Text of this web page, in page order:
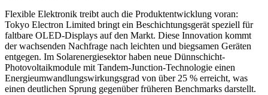
Flexible Elektronik treibt auch die Produktentwicklung voran:
Tokyo Electron Limited bringt ein Beschichtungsgerät speziell für
faltbare OLED-Displays auf den Markt. Diese Innovation kommt
der wachsenden Nachfrage nach leichten und biegsamen Geräten
entgegen. Im Solarenergiesektor haben neue Dünnschicht-
Photovoltaikmodule mit Tandem-Junction-Technologie einen
Energieumwandlungswirkungsgrad von über 25 % erreicht, was
einen deutlichen Sprung gegenüber früheren Benchmarks darstellt.